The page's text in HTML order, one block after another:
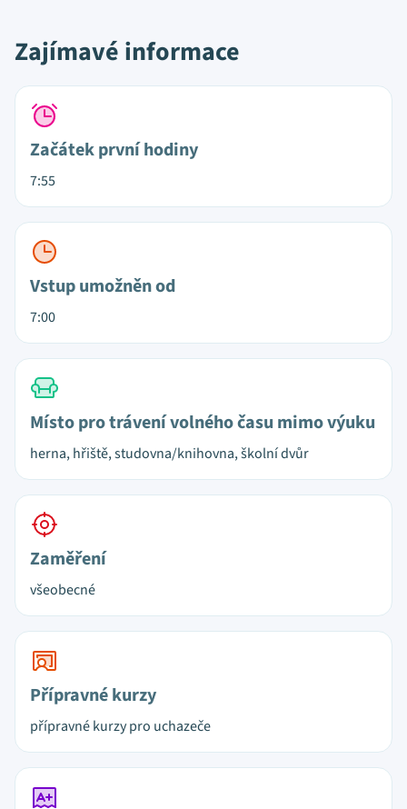
Zajímavé informace
Začátek první hodiny
7:55
Vstup umožněn od
7:00
Místo pro trávení volného času mimo výuku
herna, hřiště, studovna/knihovna, školní dvůr
Zaměření
všeobecné
Přípravné kurzy
přípravné kurzy pro uchazeče